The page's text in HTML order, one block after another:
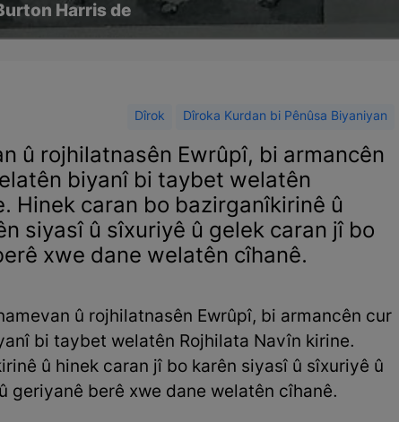
Harris de
Dîrok Dîroka Kurdan bi Pênûsa Biyaniyan
û rojhilatnasên Ewrûpî, bi armancên
biyanî bi taybet welatên
Hinek caran bo bazirganîkirinê û
siyasî û sîxuriyê û gelek caran jî bo
xwe dane welatên cîhanê.
û rojhilatnasên Ewrûpî, bi armancên cur
bi taybet welatên Rojhilata Navîn kirine.
û hinek caran jî bo karên siyasî û sîxuriyê û
geriyanê berê xwe dane welatên cîhanê.